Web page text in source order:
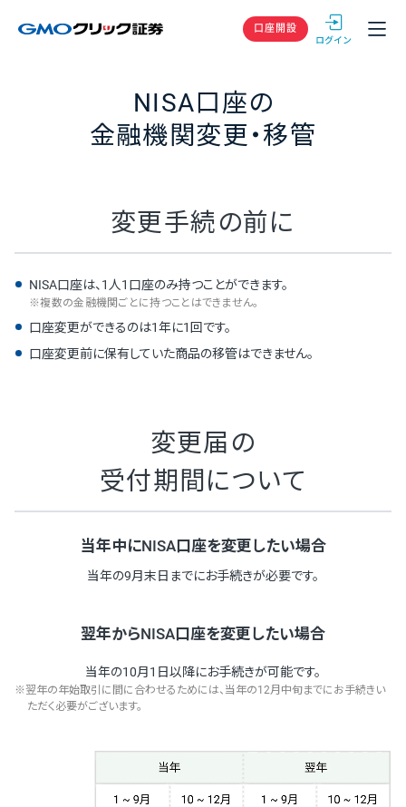
GMOクリック
口座開設
NISA口座の
金融機関変更・移管
変更手続の前に
NISA口座は、1人1口座のみ持つことができます。
※複数の金融機関ごとに持つことはできません。
口座変更ができるのは1年に1回です。
口座変更前に保有していた商品の移管はできません。
変更届の
受付期間について
当年中にNISA口座を変更したい場合
当年の9月末日までにお手続きが必要です。
翌年からNISA口座を変更したい場合
当年の10月1日以降にお手続きが可能です。
翌年の年始取引に間に合わせるためには、当年の12月中旬までにお手続きい
ただく必要がございます。